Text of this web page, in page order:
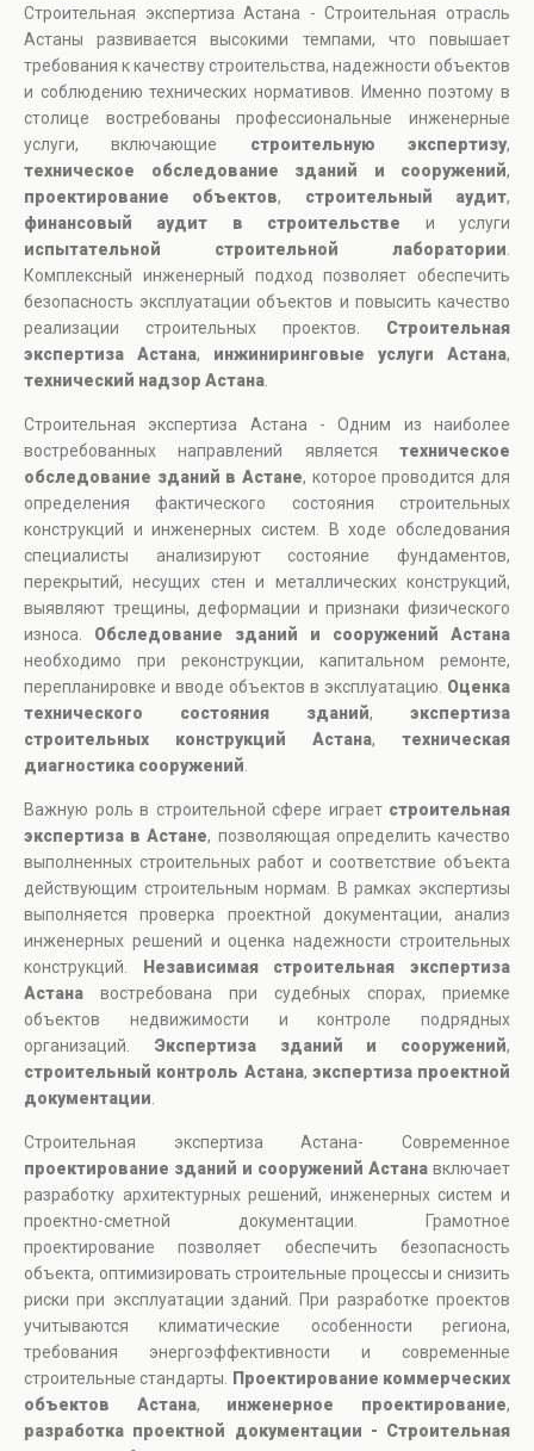
Строительная экспертиза Астана - Строительная отрасль
Астаны развивается высокими темпами, что повышает
требования к качеству строительства, надежности объектов
и соблюдению технических нормативов. Именно поэтому в
столице востребованы профессиональные инженерные
услуги, включающие строительную экспертизу,
техническое обследование зданий и сооружений,
проектирование объектов, строительный аудит,
финансовый аудит в строительстве и услуги
испытательной строительной лаборатории
Комплексный инженерный подход позволяет обеспечить
безопасность эксплуатации объектов и повысить качество
реализации строительных проектов. Строительная
экспертиза Астана, инжиниринговые услуги Астана,
технический надзор Астана
Строительная экспертиза Астана - Одним из наиболее
востребованных направлений является техническое
обследование зданий в Астане, которое проводится для
определения фактического состояния строительных
конструкций и инженерных систем. В ходе обследования
специалисты анализируют состояние фундаментов,
перекрытий, несущих стен и металлических конструкций,
выявляют трещины, деформации и признаки физического
износа. Обследование зданий и сооружений Астана
необходимо при реконструкции, капитальном ремонте,
перепланировке и вводе объектов в эксплуатацию. Оценка
технического состояния зданий, экспертиза
строительных конструкций Астана, техническая
диагностика сооружений
Важную роль в строительной сфере играет строительная
экспертиза в Астане, позволяющая определить качество
выполненных строительных работ и соответствие объекта
действующим строительным нормам. В рамках экспертизы
выполняется проверка проектной документации, анализ
инженерных решений и оценка надежности строительных
конструкций.
Независимая строительная экспертиза
Астана востребована при судебных спорах, приемке
объектов недвижимости и контроле подрядных
организаций. Экспертиза зданий и сооружений,
строительный контроль Астана, экспертиза проектной
документации
Строительная экспертиза Астана- Современное
проектирование зданий и сооружений Астана включает
разработку архитектурных решений, инженерных систем и
проектно-сметной документации. Грамотное
проектирование позволяет обеспечить безопасность
объекта, оптимизировать строительные процессы и снизить
риски при эксплуатации зданий. При разработке проектов
учитываются климатические особенности региона,
требования энергоэффективности и современные
строительные стандарты.
Проектирование коммерческих
объектов Астана, инженерное проектирование,
разработка проектной документации - Строительная